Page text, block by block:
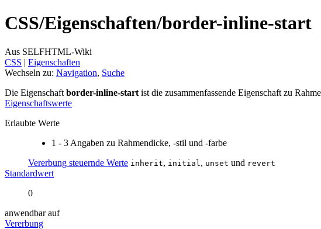
CSS/Eigenschaften/border-inline-start
Aus SELFHTML-Wiki
CSS ‎ | Eigenschaften
Wechseln zu: Navigation, Suche
Die Eigenschaft border-inline-start ist die zusammenfassende Eigenschaft zu
Eigenschaftswerte
Erlaubte Werte
1 - 3 Angaben zu Rahmendicke, -stil und -farbe
Vererbung steuernde Werte inherit, initial , unset und revert
Standardwert
0
anwendbar auf
Vererbung